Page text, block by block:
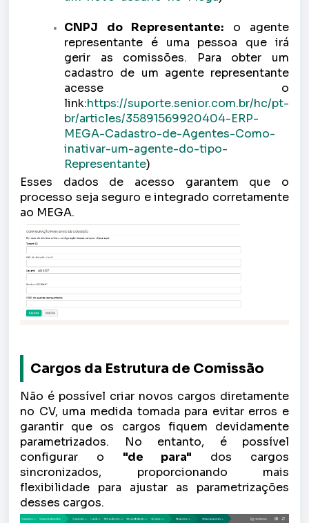
CNPJ do Representante: o agente
representante é uma pessoa que irá
gerir as comissões. Para obter um
cadastro de um agente representante
acesse o
link:https://suporte.senior.com.br/hc/pt-
br/articles/35891569920404-ERP-
MEGA-Cadastro-de-Agentes-Como-
inativar-um-agente-do-tipo-
Representante)
Esses dados de acesso garantem que o
processo seja seguro e integrado corretamente
ao MEGA.
Cargos da Estrutura de Comissão
Não é possível criar novos cargos diretamente
no CV, uma medida tomada para evitar erros e
garantir que os cargos fiquem devidamente
parametrizados. No entanto, é possível
configurar o "de para" dos cargos
sincronizados, proporcionando mais
flexibilidade para ajustar as parametrizações
desses cargos.